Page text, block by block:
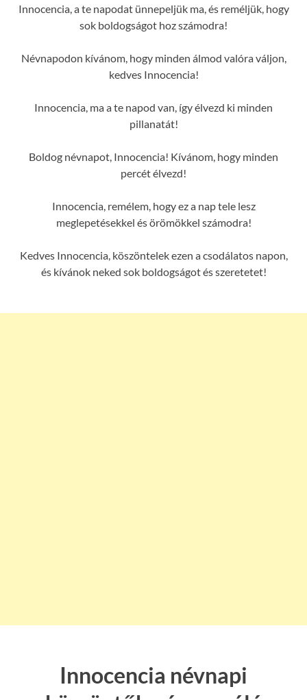
Innocencia, a te napodat ünnepeljük ma, és reméljük, hogy
sok boldogságot hoz számodra!
Névnapodon kívánom, hogy minden álmod valóra váljon,
kedves Innocencia!
Innocencia, ma a te napod van, így élvezd ki minden
pillanatát!
Boldog névnapot, Innocencia! Kívánom, hogy minden
percét élvezd!
Innocencia, remélem, hogy ez a nap tele lesz
meglepetésekkel és örömökkel számodra!
Kedves Innocencia, köszöntelek ezen a csodálatos napon,
és kívánok neked sok boldogságot és szeretetet!
Innocencia névnapi